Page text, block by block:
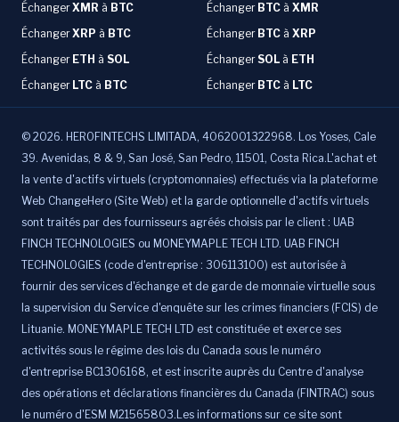
ÉchangerXMR à BTC Échanger BTC à XMR
ÉchangerXRP à BTC Échanger BTC à XRP
Échanger ETH à SOL ÉchangerSOL à ETH
Échanger LTC à BTC Échanger BTC à LTC
© 2026. HEROFINTECHS LIMITADA, 4062001322968. Los Yoses, Cale
39. Avenidas, 8 & 9, San José, San Pedro, 11501, Costa Rica.L'achat et
la vente d'actifs virtuels (cryptomonnaies) effectués via la plateforme
Web ChangeHero (Site Web) et la garde optionnelle d'actifs virtuels
sont traités par des fournisseurs agréés choisis par le client : UAB
FINCH TECHNOLOGIES ou MONEYMAPLE TECH LTD. UAB FINCH
TECHNOLOGIES (code d'entreprise : 306113100) est autorisée à
fournir des services d'échange et de garde de monnaie virtuelle sous
la supervision du Service d'enquête sur les crimes financiers (FCIS) de
Lituanie. MONEYMAPLE TECH LTD est constituée et exerce ses
activités sous le régime des lois du Canada sous le numéro
d'entreprise BC1306168, et est inscrite auprès du Centre d'analyse
des opérations et déclarations financières du Canada (FINTRAC) sous
le numéro d'ESM M21565803.Les informations sur ce site sont